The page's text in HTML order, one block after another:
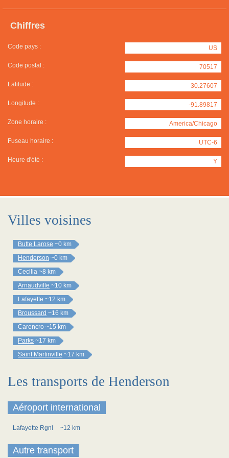
Chiffres
Code pays : US
Code postal : 70517
Latitude : 30.27607
Longitude : -91.89817
Zone horaire : America/Chicago
Fuseau horaire : UTC-6
Heure d'été : Y
Villes voisines
Butte Larose ~0 km
Henderson ~0 km
Cecilia ~8 km
Arnaudville ~10 km
Lafayette ~12 km
Broussard ~16 km
Carencro ~15 km
Parks ~17 km
Saint Martinville ~17 km
Les transports de Henderson
Aéroport international
Lafayette Rgnl ~12 km
Autre transport